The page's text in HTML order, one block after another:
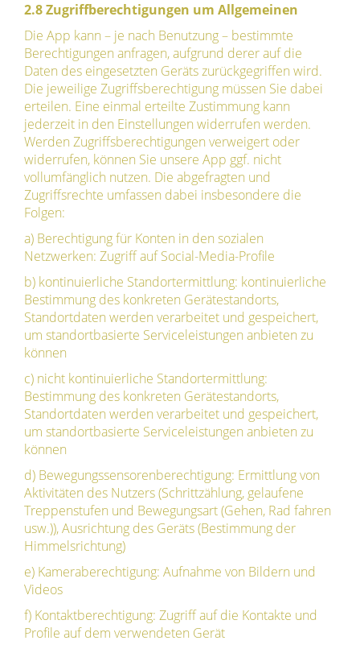
2.8 Zugriffberechtigungen um Allgemeinen
Die App kann – je nach Benutzung – bestimmte
Berechtigungen anfragen, aufgrund derer auf die
Daten des eingesetzten Geräts zurückgegriffen wird.
Die jeweilige Zugriffsberechtigung müssen Sie dabei
erteilen. Eine einmal erteilte Zustimmung kann
jederzeit in den Einstellungen widerrufen werden.
Werden Zugriffsberechtigungen verweigert oder
widerrufen, können Sie unsere App ggf. nicht
vollumfänglich nutzen. Die abgefragten und
Zugriffsrechte umfassen dabei insbesondere die
Folgen:
a) Berechtigung für Konten in den sozialen
Netzwerken: Zugriff auf Social-Media-Profile
b) kontinuierliche Standortermittlung: kontinuierliche
Bestimmung des konkreten Gerätestandorts,
Standortdaten werden verarbeitet und gespeichert,
um standortbasierte Serviceleistungen anbieten zu
können
c) nicht kontinuierliche Standortermittlung:
Bestimmung des konkreten Gerätestandorts,
Standortdaten werden verarbeitet und gespeichert,
um standortbasierte Serviceleistungen anbieten zu
können
d) Bewegungssensorenberechtigung: Ermittlung von
Aktivitäten des Nutzers (Schrittzählung, gelaufene
Treppenstufen und Bewegungsart (Gehen, Rad fahren
usw.)), Ausrichtung des Geräts (Bestimmung der
Himmelsrichtung)
e) Kameraberechtigung: Aufnahme von Bildern und
Videos
f) Kontaktberechtigung: Zugriff auf die Kontakte und
Profile auf dem verwendeten Gerät